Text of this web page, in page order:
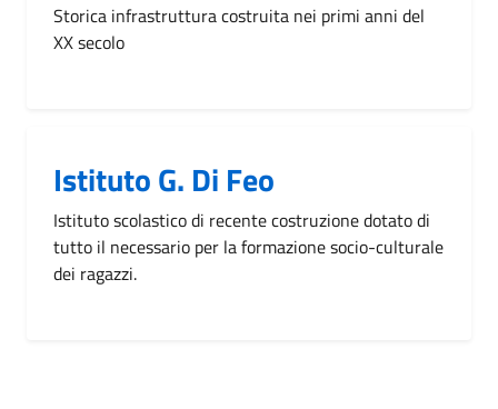
Storica infrastruttura costruita nei primi anni del
XX secolo
Istituto G. Di Feo
Istituto scolastico di recente costruzione dotato di
tutto il necessario per la formazione socio-culturale
dei ragazzi.